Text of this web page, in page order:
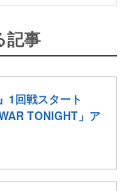
記事
1回戦スタート
TONIGHT」ア